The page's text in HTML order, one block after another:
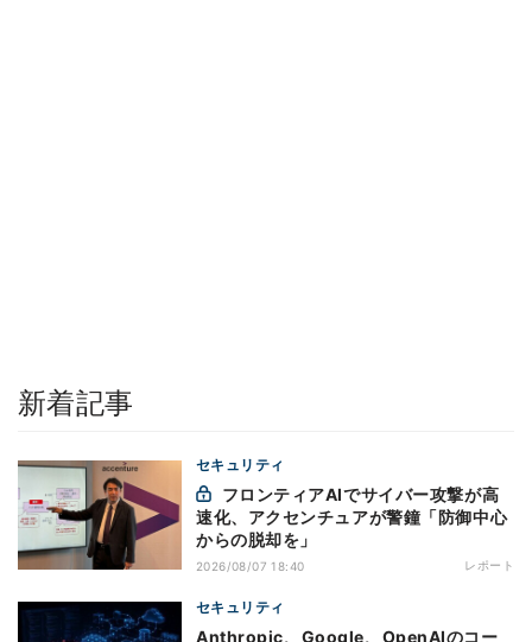
新着記事
セキュリティ
速化、アクセンチュアが警鐘「防御中心
からの脱却を」
2026/08/07 18:40 レポート
セキュリティ
Anthropic、Google、OpenAIのコー